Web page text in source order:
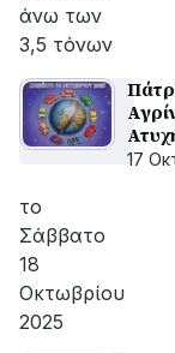
άνω των
3,5 τόνων
17
το
Σάββατο
18
Οκτωβρίου
2025